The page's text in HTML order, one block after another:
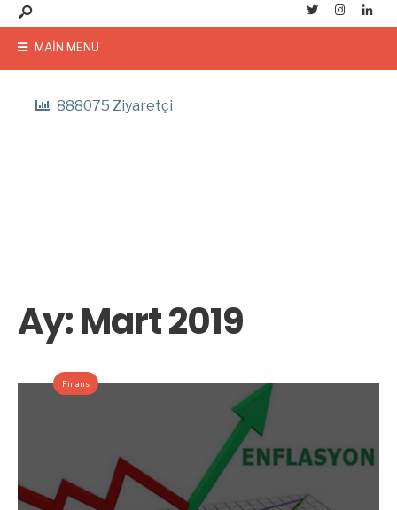
MAIN MENU
888075 Ziyaretçi
Ay:Mart 2019
Finans